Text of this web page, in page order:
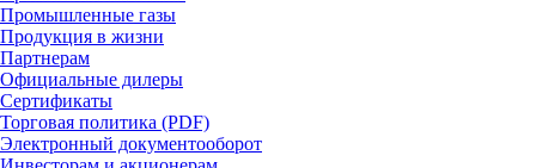
Промышленные газы
Продукция в жизни
Партнерам
Официальные дилеры
Сертификаты
Торговая политика (PDF)
Электронный документооборот